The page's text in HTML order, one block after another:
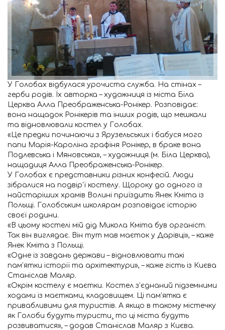
У Голобах відбулася урочиста служба. На стінах –
герби родів. Їх авторка – художниця із міста Біла
Церква Алла Преображенська-Ронікер. Розповідає:
вона нащадок Ронікерів та інших родів, що мешкали
та відновлювали костел у Голобах.
«Це предки починаючи з Ярузельських і бабуся мого
папи Марія-Кароліна графіня Ронікер, в браке вона
Подлевська і Мяновська», – художниця (м. Біла Церква),
нащадиця Алла Преображенська-Ронікер.
У Голобах є представники різних конфесій. Люди
зібралися на подвір’ї костелу. Щороку до одного із
найстаріших храмів Волині приїздить Янек Кміта із
Польщі. Голобським школярам розповідає історію
своєї родини.
«В цьому костелі мій дід Микола Кміта був органіст.
Так він виглядає. Він тут мав маєток у Дарівці», – каже
Янек Кміта з Польщі.
«Одне із завдань держави – відновлювати такі
пам’ятки історії та архітектури», – каже гість із Києва
Станіслав Маляр.
«Окрім костелу є маєтки. Костел з’єднаний підземними
ходами із маєтками, кладовищем. Ці пам’ятка є
привабливими для туристів. А якщо в такому містечку
як Голоби будуть туристи¸ то ці міста будуть
розвиватися», – додав Станіслав Маляр з Києва.